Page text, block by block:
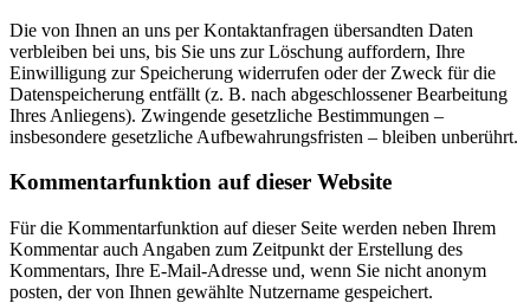
Die von Ihnen an uns per Kontaktanfragen übersandten Daten
verbleiben bei uns, bis Sie uns zur Löschung auffordern, Ihre
Einwilligung zur Speicherung widerrufen oder der Zweck für die
Datenspeicherung entfällt (z. B. nach abgeschlossener Bearbeitung
Ihres Anliegens). Zwingende gesetzliche Bestimmungen –
insbesondere gesetzliche Aufbewahrungsfristen – bleiben unberührt.
Kommentar­funktion auf dieser Website
Für die Kommentarfunktion auf dieser Seite werden neben Ihrem
Kommentar auch Angaben zum Zeitpunkt der Erstellung des
Kommentars, Ihre E-Mail-Adresse und, wenn Sie nicht anonym
posten, der von Ihnen gewählte Nutzername gespeichert.